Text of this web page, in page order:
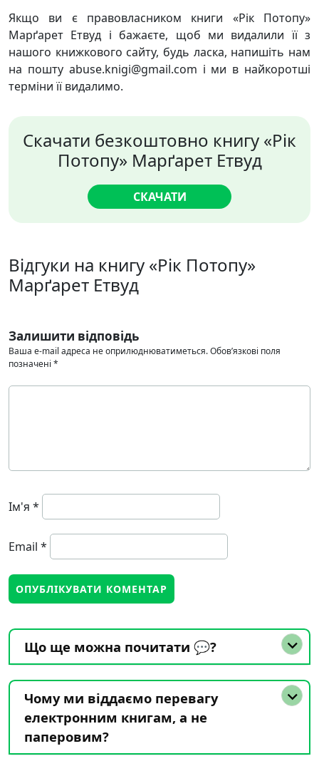
Якщо ви є правовласником книги «Рік Потопу»
Марґарет Етвуд і бажаєте, щоб ми видалили її з
нашого книжкового сайту, будь ласка, напишіть нам
на пошту abuse.knigi@gmail.com і ми в найкоротші
терміни її видалимо.
Скачати безкоштовно книгу «Рік
Потопу» Марґарет Етвуд
СКАЧАТИ
Відгуки на книгу «Рік Потопу»
Марґарет Етвуд
Залишити відповідь
Ваша e-mail адреса не оприлюднюватиметься.Обов’язкові поля
позначені *
Ім'я *
Email *
Що ще можна почитати 💬?
Чому ми віддаємо перевагу
електронним книгам, а не
паперовим?